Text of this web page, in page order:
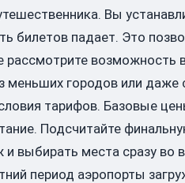
Вы
билетов падает. Это
рассмотрите
меньших городов или
тарифов. Базовые
Подсчитайте
выбирать места сразу во
период аэропорты